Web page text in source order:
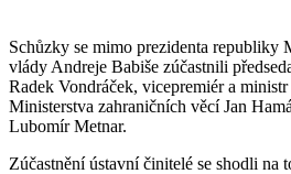
Schůzky se mimo prezidenta republiky
vlády Andreje Babiše zúčastnili
Radek Vondráček, vicepremiér a
Ministerstva zahraničních věcí Jan
Lubomír Metnar.
Zúčastnění ústavní činitelé se shodli na